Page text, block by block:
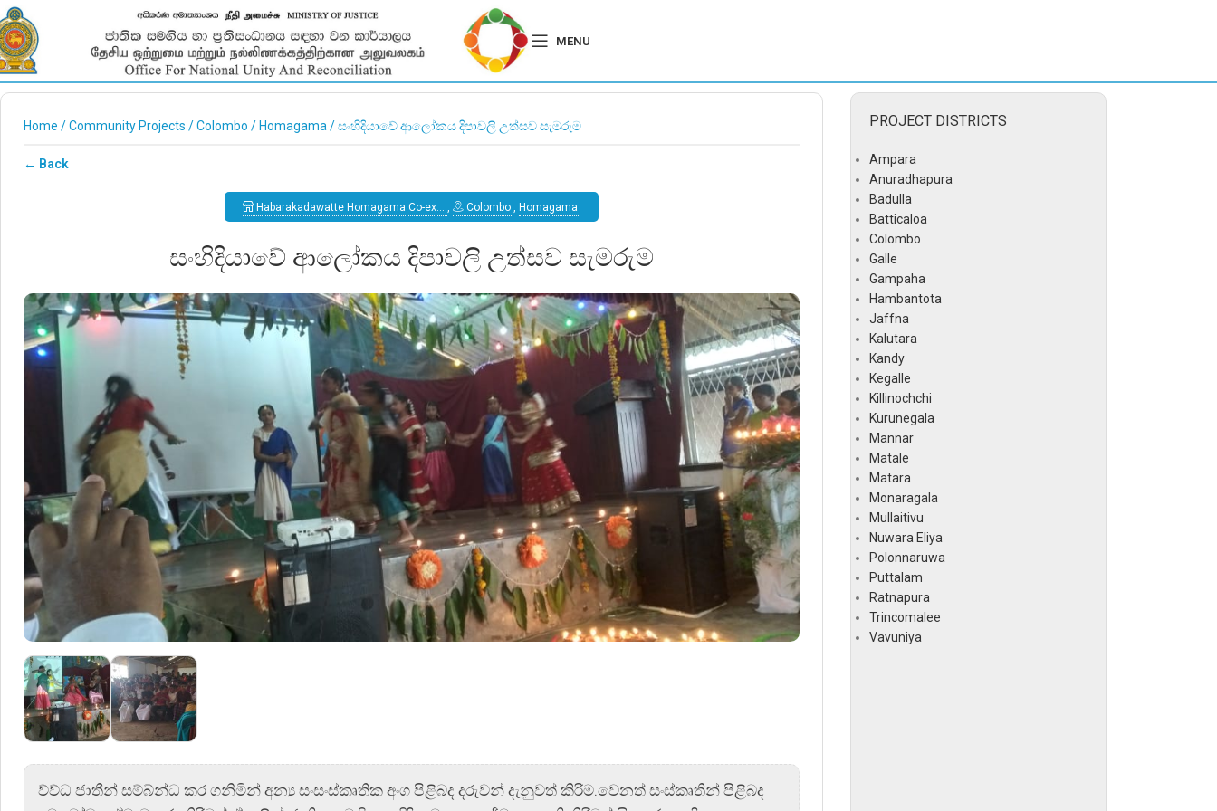
MENU
Home /Community Projects /Colombo / Homagama /සංහිදියාවේ ආලෝකය දිපාවලි උත්සව සැමරුම
← Back
Habarakadawatte Homagama Co-ex… , Colombo , Homagama
සංහිදියාවේ ආලෝකය දිපාවලි උත්සව සැමරුම
ව්ව්ධ ජාතීන් සම්බ්න්ධ කර ගනිමින් අන්‍ය සංසංස්කෘතික අංග පිළිබද දරුවන් දැනුවත් කිරිම.වෙනත් සංස්කෘතින් පිළිබද
PROJECT DISTRICTS
Ampara
Anuradhapura
Badulla
Batticaloa
Colombo
Galle
Gampaha
Hambantota
Jaffna
Kalutara
Kandy
Kegalle
Killinochchi
Kurunegala
Mannar
Matale
Matara
Monaragala
Mullaitivu
Nuwara Eliya
Polonnaruwa
Puttalam
Ratnapura
Trincomalee
Vavuniya